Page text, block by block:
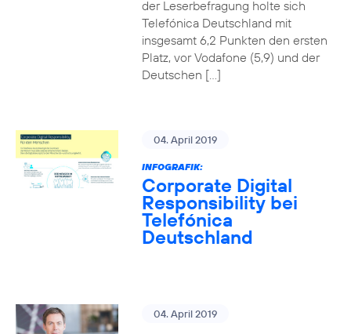
der Leserbefragung holte sich
Telefónica Deutschland mit
insgesamt 6,2 Punkten den ersten
Platz, vor Vodafone (5,9) und der
Deutschen […]
04. April 2019
INFOGRAFIK:
Corporate Digital
Responsibility bei
Telefónica
Deutschland
04. April 2019